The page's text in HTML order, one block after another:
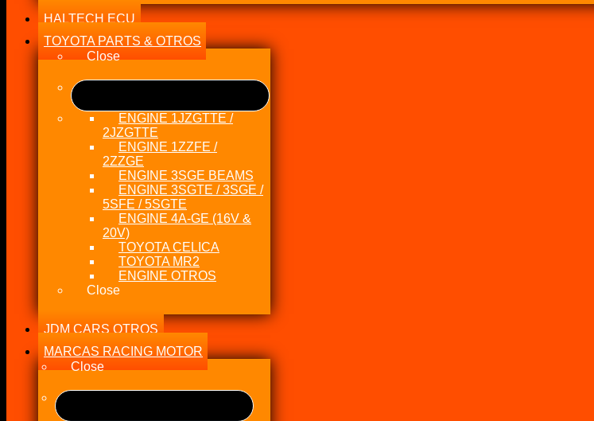
HALTECH ECU
TOYOTA PARTS & OTROS
Close
ENGINE 1JZGTTE /
2JZGTTE
ENGINE 1ZZFE /
2ZZGE
ENGINE 3SGE BEAMS
ENGINE 3SGTE / 3SGE /
5SFE / 5SGTE
ENGINE 4A-GE (16V &
20V)
TOYOTA CELICA
TOYOTA MR2
ENGINE OTROS
Close
JDM CARS OTROS
MARCAS RACING MOTOR
Close